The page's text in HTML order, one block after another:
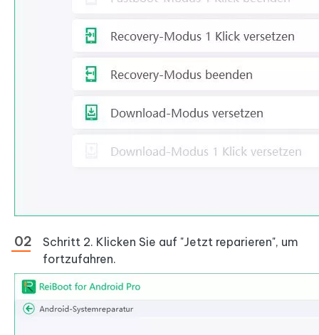
Schritt 2. Klicken Sie auf "Jetzt reparieren", um
fortzufahren.